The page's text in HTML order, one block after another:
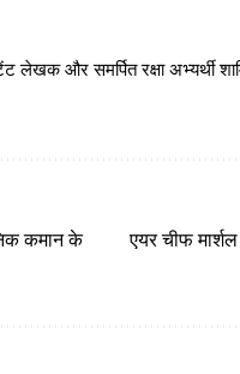
और समर्पित रक्षा अभ्यर्थी
कमान के
एयर चीफ